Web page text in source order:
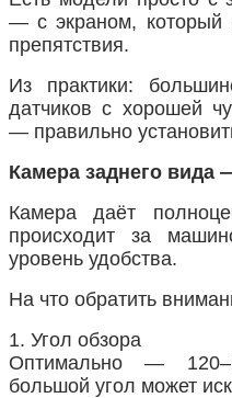
— с экраном, который
препятствия.
Из практики:
датчиков с хорошей
— правильно
Камера заднего вида
Камера даёт
происходит за
уровень удобства.
На что обратить
1. Угол обзора
Оптимально —
большой угол может